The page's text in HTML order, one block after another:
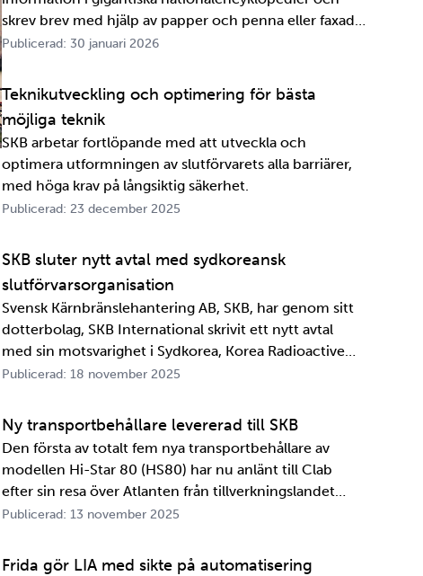
skrev brev med hjälp av papper och penna eller faxade
om ett meddelande skulle fram snabbt. Det är inte
jättelänge sedan, inte om man tänker i ett geologiskt
perspektiv i alla fall. För oss på SKB är det …
Publicerad: 30 januari 2026
Teknikutveckling och optimering för bästa
möjliga teknik
SKB arbetar fortlöpande med att utveckla och
optimera utformningen av slutförvarets alla barriärer,
med höga krav på långsiktig säkerhet.
Publicerad: 23 december 2025
SKB sluter nytt avtal med sydkoreansk
slutförvarsorganisation
Svensk Kärnbränslehantering AB, SKB, har genom sitt
dotterbolag, SKB International skrivit ett nytt avtal
med sin motsvarighet i Sydkorea, Korea Radioactive
Waste Agency, KORAD. Avtalet, som är ett så kallat
samarbetet mellan de två organisationerna. …
Publicerad: 18 november 2025
Ny transportbehållare levererad till SKB
Den första av totalt fem nya transportbehållare av
modellen Hi-Star 80 (HS80) har nu anlänt till Clab
efter sin resa över Atlanten från tillverkningslandet
USA. Innan transportbehållaren kan bli en del av SKB:s
tester och utbildningar. Redan 2008 i…
Publicerad: 13 november 2025
Frida gör LIA med sikte på automatisering